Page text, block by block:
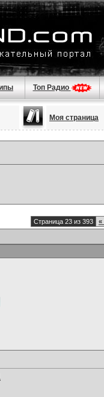
Топ Радио
Моя страница
Страница 23 из 393 «